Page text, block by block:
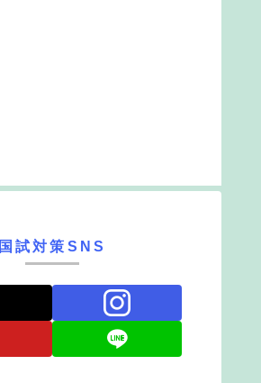
国試対策SNS